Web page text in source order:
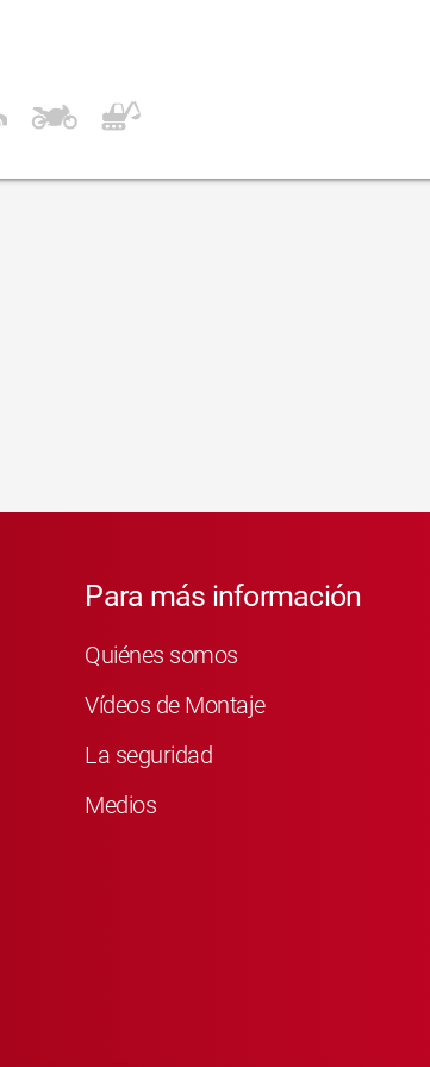
Para más información
Quiénes somos
Vídeos de Montaje
La seguridad
Medios